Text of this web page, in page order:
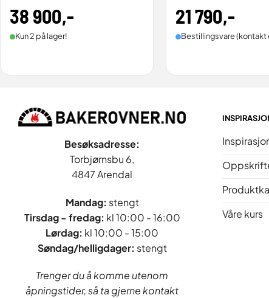
38 900,-
Kun 2 på lager!
21 790,-
Bestillingsvare
Besøksadresse:
Torbjørnsbu 6,
4847 Arendal
Mandag: stengt
Tirsdag - fredag: kl 10:00 - 16:00
Lørdag: kl 10:00 - 15:00
Søndag/helligdager: stengt
Trenger du å komme utenom
åpningstider, så ta gjerne kontakt
Våre kurs